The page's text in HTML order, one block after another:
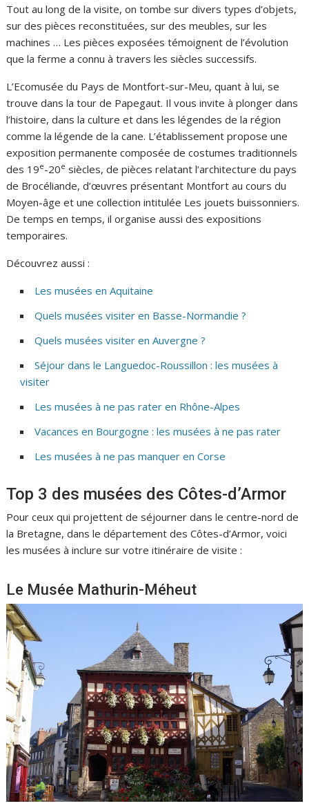
Tout au long de la visite, on tombe sur divers types d’objets,
sur des pièces reconstituées, sur des meubles, sur les
machines … Les pièces exposées témoignent de l’évolution
que la ferme a connu à travers les siècles successifs.
L’Ecomusée du Pays de Montfort-sur-Meu, quant à lui, se
trouve dans la tour de Papegaut. Il vous invite à plonger dans
l’histoire, dans la culture et dans les légendes de la région
comme la légende de la cane. L’établissement propose une
exposition permanente composée de costumes traditionnels
des 19e-20e siècles, de pièces relatant l’architecture du pays
de Brocéliande, d’œuvres présentant Montfort au cours du
Moyen-âge et une collection intitulée Les jouets buissonniers.
De temps en temps, il organise aussi des expositions
temporaires.
Découvrez aussi :
Les musées en Aquitaine
Quels musées visiter en Basse-Normandie ?
Quels musées visiter en Auvergne ?
Séjour dans le Languedoc-Roussillon : les musées à
visiter
Les musées à ne pas rater en Rhône-Alpes
Vacances en Bourgogne : les musées à ne pas rater
Les musées à ne pas manquer en Corse
Top 3 des musées des Côtes-d’Armor
Pour ceux qui projettent de séjourner dans le centre-nord de
la Bretagne, dans le département des Côtes-d’Armor, voici
les musées à inclure sur votre itinéraire de visite :
Le Musée Mathurin-Méheut